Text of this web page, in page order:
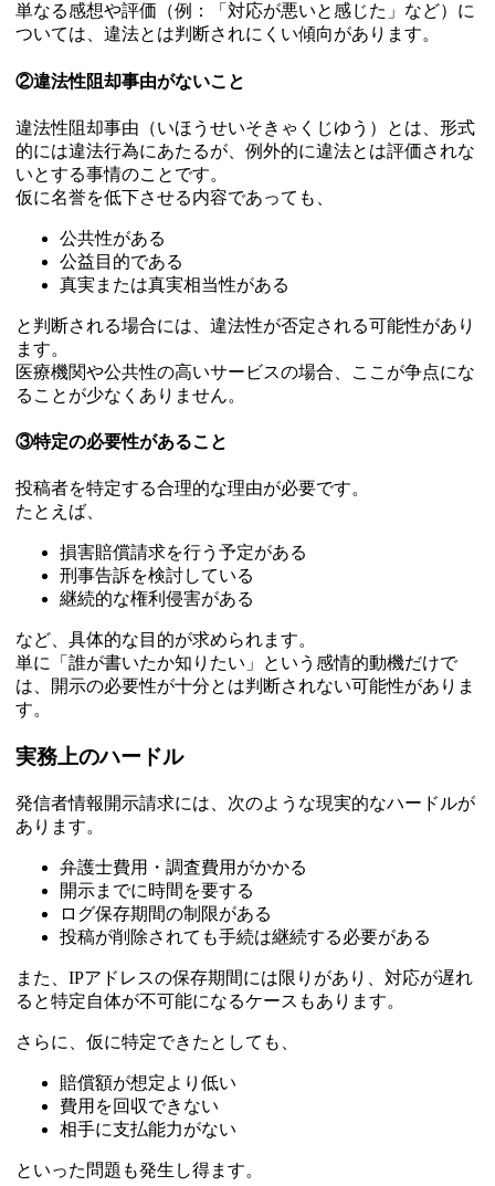
単なる感想や評価（例：「対応が悪いと感じた」など）に
ついては、違法とは判断されにくい傾向があります。
②違法性阻却事由がないこと
違法性阻却事由（いほうせいそきゃくじゆう）とは、形式
的には違法行為にあたるが、例外的に違法とは評価されな
いとする事情のことです。
仮に名誉を低下させる内容であっても、
公共性がある
公益目的である
真実または真実相当性がある
と判断される場合には、違法性が否定される可能性があり
ます。
医療機関や公共性の高いサービスの場合、ここが争点にな
ることが少なくありません。
③特定の必要性があること
投稿者を特定する合理的な理由が必要です。
たとえば、
損害賠償請求を行う予定がある
刑事告訴を検討している
継続的な権利侵害がある
など、具体的な目的が求められます。
単に「誰が書いたか知りたい」という感情的動機だけで
は、開示の必要性が十分とは判断されない可能性がありま
す。
実務上のハードル
発信者情報開示請求には、次のような現実的なハードルが
あります。
弁護士費用・調査費用がかかる
開示までに時間を要する
ログ保存期間の制限がある
投稿が削除されても手続は継続する必要がある
また、IPアドレスの保存期間には限りがあり、対応が遅れ
ると特定自体が不可能になるケースもあります。
さらに、仮に特定できたとしても、
賠償額が想定より低い
費用を回収できない
相手に支払能力がない
といった問題も発生し得ます。